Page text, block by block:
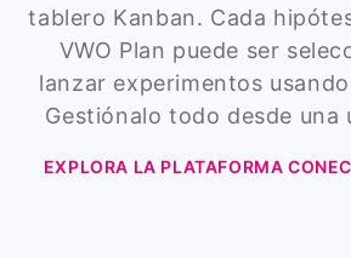
tablero Kanban. Cada
VWO Plan puede ser
lanzar experimentos
Gestiónalo todo desde una
EXPLORA LA PLATAFORMA